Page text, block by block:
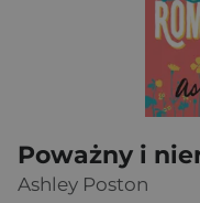
Poważny i
Ashley Poston